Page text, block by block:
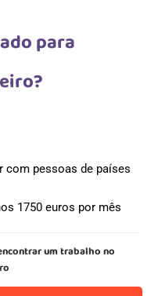
para
com pessoas de países
1750 euros por mês
um trabalho no